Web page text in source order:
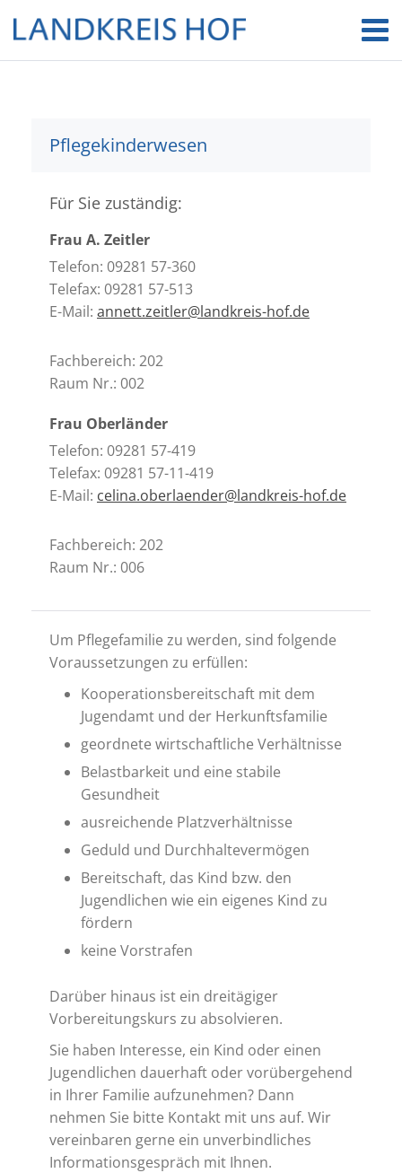
Pflegekinderwesen
Für Sie zuständig:
Frau A. Zeitler
Telefon: 09281 57-360
Telefax: 09281 57-513
E-Mail: annett.zeitler@landkreis-hof.de
Fachbereich: 202
Raum Nr.: 002
Frau Oberländer
Telefon: 09281 57-419
Telefax: 09281 57-11-419
E-Mail: celina.oberlaender@landkreis-hof.de
Fachbereich: 202
Raum Nr.: 006
Um Pflegefamilie zu werden, sind folgende
Voraussetzungen zu erfüllen:
Kooperationsbereitschaft mit dem
Jugendamt und der Herkunftsfamilie
geordnete wirtschaftliche Verhältnisse
Belastbarkeit und eine stabile
Gesundheit
ausreichende Platzverhältnisse
Geduld und Durchhaltevermögen
Bereitschaft, das Kind bzw. den
Jugendlichen wie ein eigenes Kind zu
fördern
keine Vorstrafen
Darüber hinaus ist ein dreitägiger
Vorbereitungskurs zu absolvieren.
Sie haben Interesse, ein Kind oder einen
Jugendlichen dauerhaft oder vorübergehend
in Ihrer Familie aufzunehmen? Dann
nehmen Sie bitte Kontakt mit uns auf. Wir
vereinbaren gerne ein unverbindliches
Informationsgespräch mit Ihnen.